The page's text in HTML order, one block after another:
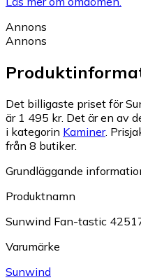
Annons
Annons
Det billigaste priset för
är 1 495 kr. Det är en av
i kategorin Kaminer.
från 8 butiker.
Grundläggande
Produktnamn
Sunwind Fan-tastic
Varumärke
Sunwind